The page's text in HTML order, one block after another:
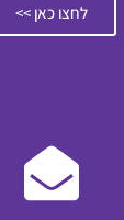
לחצו כאן >>